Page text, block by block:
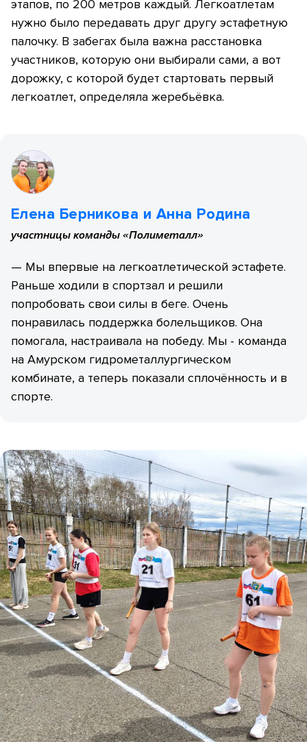
этапов, по 200 метров каждый. Легкоатлетам
нужно было передавать друг другу эстафетную
палочку. В забегах была важна расстановка
участников, которую они выбирали сами, а вот
дорожку, с которой будет стартовать первый
легкоатлет, определяла жеребьёвка.
Елена Берникова и Анна Родина
участницы команды «Полиметалл»
— Мы впервые на легкоатлетической эстафете.
Раньше ходили в спортзал и решили
попробовать свои силы в беге. Очень
понравилась поддержка болельщиков. Она
помогала, настраивала на победу. Мы - команда
на Амурском гидрометаллургическом
комбинате, а теперь показали сплочённость и в
спорте.